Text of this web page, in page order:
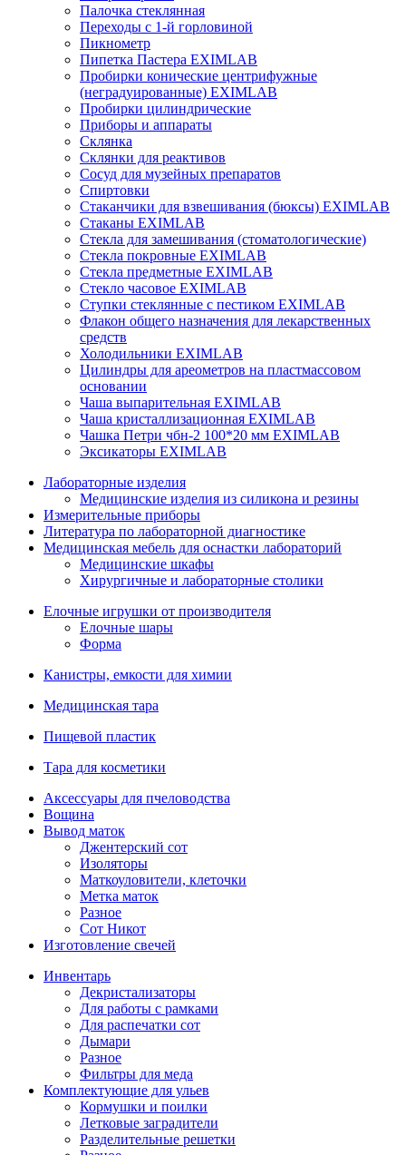
Палочка стеклянная
Переходы с 1-й горловиной
Пикнометр
Пипетка Пастера EXIMLAB
Пробирки конические центрифужные
(неградуированные) EXIMLAB
Пробирки цилиндрические
Приборы и аппараты
Склянка
Склянки для реактивов
Сосуд для музейных препаратов
Спиртовки
Стаканчики для взвешивания (бюксы) EXIMLAB
Стаканы EXIMLAB
Стекла для замешивания (стоматологические)
Стекла покровные EXIMLAB
Стекла предметные EXIMLAB
Стекло часовое EXIMLAB
Ступки стеклянные с пестиком EXIMLAB
Флакон общего назначения для лекарственных
средств
Холодильники EXIMLAB
Цилиндры для ареометров на пластмассовом
основании
Чаша выпарительная EXIMLAB
Чаша кристаллизационная EXIMLAB
Чашка Петри чбн-2 100*20 мм EXIMLAB
Эксикаторы EXIMLAB
Лабораторные изделия
Медицинские изделия из силикона и резины
Измерительные приборы
Литература по лабораторной диагностике
Медицинская мебель для оснастки лабораторий
Медицинские шкафы
Хирургичные и лабораторные столики
Елочные игрушки от производителя
Елочные шары
Форма
Канистры, емкости для химии
Медицинская тара
Пищевой пластик
Тара для косметики
Аксессуары для пчеловодства
Вощина
Вывод маток
Джентерский сот
Изоляторы
Маткоуловители, клеточки
Метка маток
Разное
Сот Никот
Изготовление свечей
Инвентарь
Декристализаторы
Для работы с рамками
Для распечатки сот
Дымари
Разное
Фильтры для меда
Комплектующие для ульев
Кормушки и поилки
Летковые заградители
Разделительные решетки